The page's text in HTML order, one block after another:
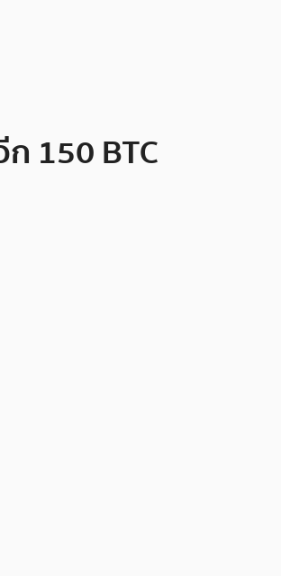
150 BTC